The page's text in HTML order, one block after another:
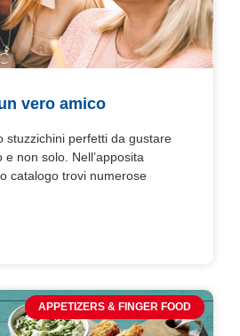
vero amico
stuzzichini perfetti da gustare
e non solo. Nell’apposita
catalogo trovi numerose
APPETIZERS & FINGER FOOD